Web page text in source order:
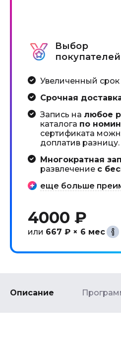
Выбор
покупателей
Увеличенный срок
Срочная
Запись на любое
каталога по
сертификата
доплатив разницу.
Многократная
развлечение с
еще больше
4000 ₽
или 667 ₽ × 6 мес
Описание